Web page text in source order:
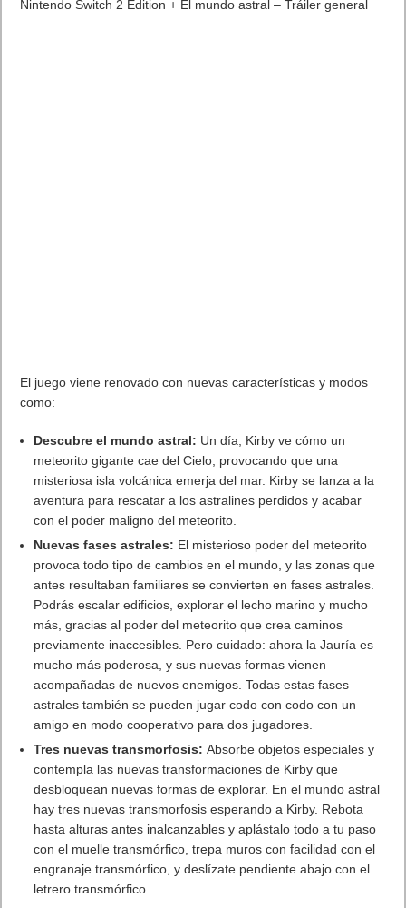
Nintendo Switch 2 Edition + El mundo astral – Tráiler general
aventura para rescatar a los astralines perdidos y acabar
con el poder maligno del meteorito.
Nuevas fases astrales:El misterioso poder del meteorito
provoca todo tipo de cambios en el mundo, y las zonas que
antes resultaban familiares se convierten en fases astrales.
Podrás escalar edificios, explorar el lecho marino y mucho
más, gracias al poder del meteorito que crea caminos
mucho más poderosa, y sus nuevas formas vienen
acompañadas de nuevos enemigos. Todas estas fases
astrales también se pueden jugar codo con codo con un
amigo en modo cooperativo para dos jugadores.
Tres nuevas transmorfosis:
Absorbe objetos especiales y
contempla las nuevas transformaciones de Kirby que
desbloquean nuevas formas de explorar. En el mundo astral
hay tres nuevas transmorfosis esperando a Kirby. Rebota
hasta alturas antes inalcanzables y aplástalo todo a tu paso
engranaje transmórfico, y deslízate pendiente abajo con el
letrero transmórfico.
Nuevas actividades:
Ve al coliseo y enfréntate al torneo
más desafiante, con una sucesión de los jefes más grandes
y feroces en la copa definitiva Z+. Habla con el Waddle Dee
astrónomo de la ciudad e intercambia las monedas astrales
de las nuevas fases en la máquina de cápsulas + para